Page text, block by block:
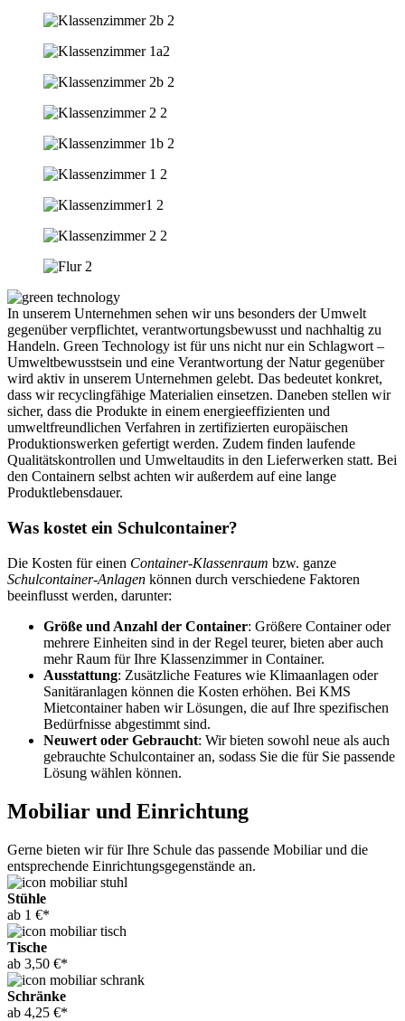
In unserem Unternehmen sehen wir uns besonders der Umwelt
gegenüber verpflichtet, verantwortungsbewusst und nachhaltig zu
Handeln. Green Technology ist für uns nicht nur ein Schlagwort –
Umweltbewusstsein und eine Verantwortung der Natur gegenüber
wird aktiv in unserem Unternehmen gelebt. Das bedeutet konkret,
dass wir recyclingfähige Materialien einsetzen. Daneben stellen wir
sicher, dass die Produkte in einem energieeffizienten und
umweltfreundlichen Verfahren in zertifizierten europäischen
Produktionswerken gefertigt werden. Zudem finden laufende
Qualitätskontrollen und Umweltaudits in den Lieferwerken statt. Bei
den Containern selbst achten wir außerdem auf eine lange
Produktlebensdauer.
Was kostet ein Schulcontainer?
Die Kosten für einen Container-Klassenraum bzw. ganze
Schulcontainer-Anlagen können durch verschiedene Faktoren
beeinflusst werden, darunter:
Größe und Anzahl der Container: Größere Container oder
mehrere Einheiten sind in der Regel teurer, bieten aber auch
mehr Raum für Ihre Klassenzimmer in Container.
Ausstattung: Zusätzliche Features wie Klimaanlagen oder
Sanitäranlagen können die Kosten erhöhen. Bei KMS
Mietcontainer haben wir Lösungen, die auf Ihre spezifischen
Bedürfnisse abgestimmt sind.
Neuwert oder Gebraucht: Wir bieten sowohl neue als auch
gebrauchte Schulcontainer an, sodass Sie die für Sie passende
Lösung wählen können.
Mobiliar und Einrichtung
Gerne bieten wir für Ihre Schule das passende Mobiliar und die
entsprechende Einrichtungsgegenstände an.
Stühle
ab 1 €*
Tische
ab 3,50 €*
Schränke
ab 4,25 €*